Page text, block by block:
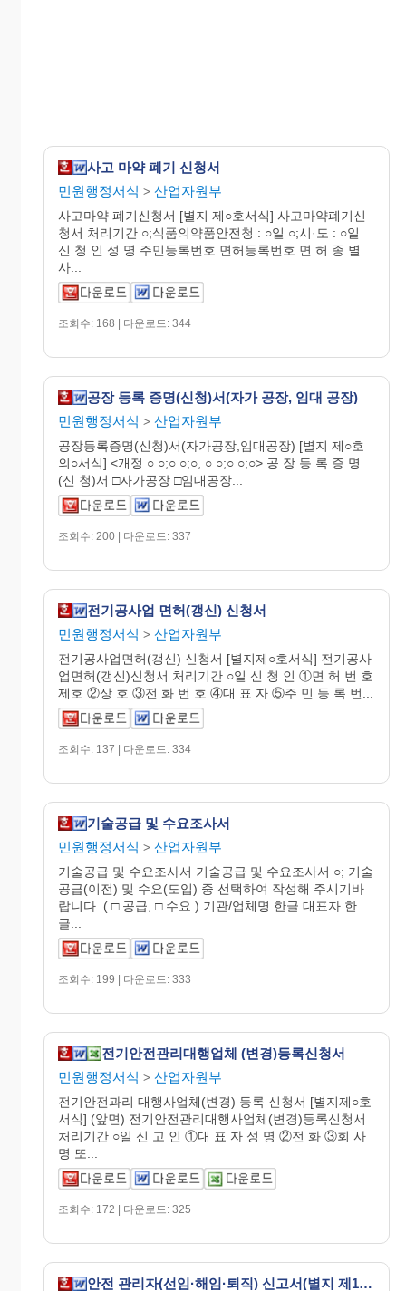
사고 마약 폐기 신청서
민원행정서식 > 산업자원부
사고마약 폐기신청서 [별지 제○호서식] 사고마약폐기신
청서 처리기간 ○;식품의약품안전청 : ○일 ○;시·도 : ○일
신 청 인 성 명 주민등록번호 면허등록번호 면 허 종 별
사...
조회수: 168 | 다운로드: 344
공장 등록 증명(신청)서(자가 공장, 임대 공장)
민원행정서식 > 산업자원부
공장등록증명(신청)서(자가공장,임대공장) [별지 제○호
의○서식] <개정 ○ ○;○ ○;○, ○ ○;○ ○;○> 공 장 등 록 증 명
(신 청)서 □자가공장 □임대공장...
조회수: 200 | 다운로드: 337
전기공사업 면허(갱신) 신청서
민원행정서식 > 산업자원부
전기공사업면허(갱신) 신청서 [별지제○호서식] 전기공사
업면허(갱신)신청서 처리기간 ○일 신 청 인 ①면 허 번 호
제호 ②상 호 ③전 화 번 호 ④대 표 자 ⑤주 민 등 록 번...
조회수: 137 | 다운로드: 334
기술공급 및 수요조사서
민원행정서식 > 산업자원부
기술공급 및 수요조사서 기술공급 및 수요조사서 ○; 기술
공급(이전) 및 수요(도입) 중 선택하여 작성해 주시기바
랍니다. ( □ 공급, □ 수요 ) 기관/업체명 한글 대표자 한
글...
조회수: 199 | 다운로드: 333
전기안전관리대행업체 (변경)등록신청서
민원행정서식 > 산업자원부
전기안전과리 대행사업체(변경) 등록 신청서 [별지제○호
서식] (앞면) 전기안전관리대행사업체(변경)등록신청서
처리기간 ○일 신 고 인 ①대 표 자 성 명 ②전 화 ③회 사
명 또...
조회수: 172 | 다운로드: 325
안전 관리자(선임·해임·퇴직) 신고서(별지 제17호 서식)